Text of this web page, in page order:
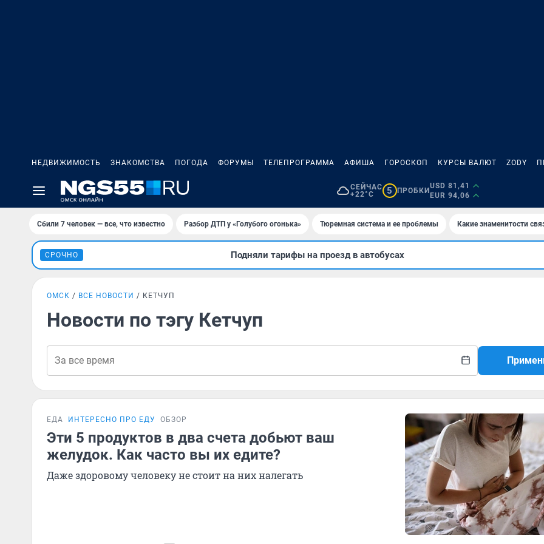
НЕДВИЖИМОСТЬ ЗНАКОМСТВА ПОГОДА ФОРУМЫ ТЕЛЕПРОГРАММА АФИША ГОРОСКОП КУРСЫ ВАЛЮТ ZODY
СЕЙЧАС
+22°C
5 ПРОБКИ
USD 81,41
EUR 94,06
Сбили 7 человек — все, что известно Разбор ДТП у «Голубого огонька» Тюремная система и ее проблемы Какие знаменитости
СРОЧНО Подняли тарифы на проезд в автобусах
ОМСК ВСЕ НОВОСТИ КЕТЧУП
Новости по тэгу Кетчуп
ЕДА ИНТЕРЕСНО ПРО ЕДУ ОБЗОР
Эти 5 продуктов в два счета добьют ваш
желудок. Как часто вы их едите?
Даже здоровому человеку не стоит на них налегать